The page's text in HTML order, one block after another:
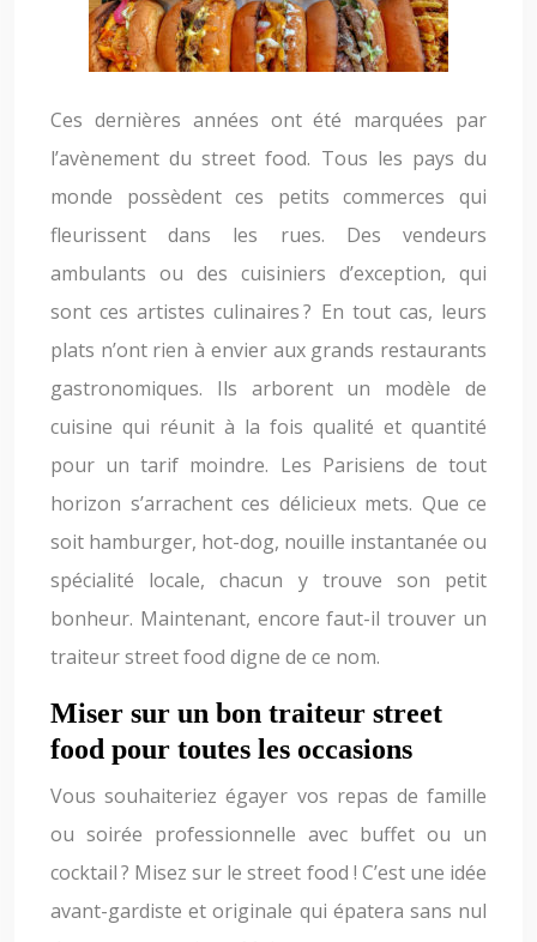
Ces dernières années ont été marquées par
l’avènement du street food. Tous les pays du
monde possèdent ces petits commerces qui
fleurissent dans les rues. Des vendeurs
ambulants ou des cuisiniers d’exception, qui
sont ces artistes culinaires ? En tout cas, leurs
plats n’ont rien à envier aux grands restaurants
gastronomiques. Ils arborent un modèle de
cuisine qui réunit à la fois qualité et quantité
pour un tarif moindre. Les Parisiens de tout
horizon s’arrachent ces délicieux mets. Que ce
soit hamburger, hot-dog, nouille instantanée ou
spécialité locale, chacun y trouve son petit
bonheur. Maintenant, encore faut-il trouver un
traiteur street food digne de ce nom.
Miser sur un bon traiteur street
food pour toutes les occasions
Vous souhaiteriez égayer vos repas de famille
ou soirée professionnelle avec buffet ou un
cocktail ? Misez sur le street food ! C’est une idée
avant-gardiste et originale qui épatera sans nul